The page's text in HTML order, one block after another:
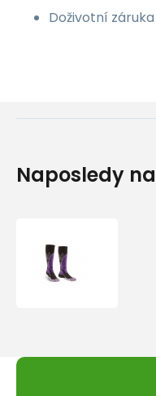
Doživotní záruka
Naposledy